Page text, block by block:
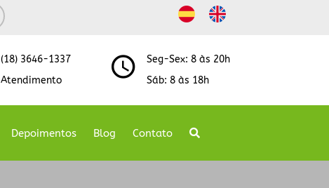
(18) 3646-1337
Atendimento
Seg-Sex: 8 às 20h
Sáb: 8 às 18h
Depoimentos Blog Contato